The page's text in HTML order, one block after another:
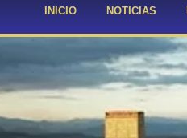
INICIO NOTICIAS